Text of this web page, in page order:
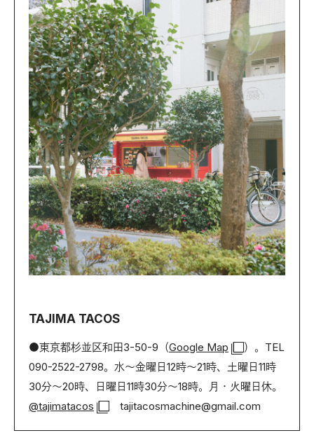
TAJIMA TACOS
●東京都杉並区和田3-50-9（Google Map
）。TEL
090-2522-2798。水〜金曜日12時〜21時、土曜日11時
30分〜20時、日曜日11時30分〜18時。月・火曜日休。
@tajimatacos
tajitacosmachine@gmail.com